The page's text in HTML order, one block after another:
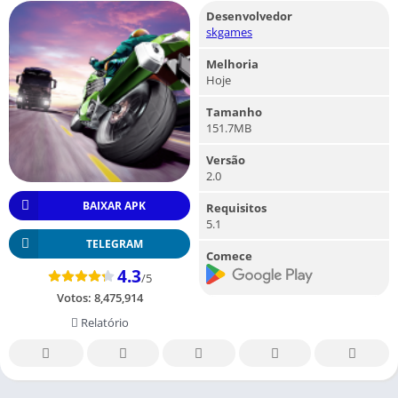
BAIXAR APK
TELEGRAM
4.3/5
Votos: 8,475,914
Relatório
Desenvolvedor
skgames
Melhoria
Hoje
Tamanho
151.7MB
Versão
2.0
Requisitos
5.1
Comece